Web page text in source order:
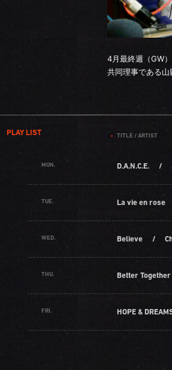
4月最終週（GW
共同理事である山
PLAY LIST TITLE / ARTIST
MON. D.A.N.C.E. /
TUE. La vie en rose
WED. Believe /
THU. Better Together
FRI. HOPE &